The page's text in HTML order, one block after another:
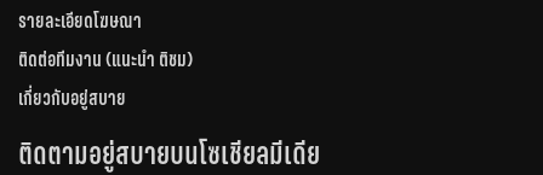
รายละเอียดโฆษณา
ติดต่อทีมงาน (แนะนำ ติชม)
เกี่ยวกับอยู่สบาย
ติดตามอยู่สบายบนโซเชียลมีเดีย